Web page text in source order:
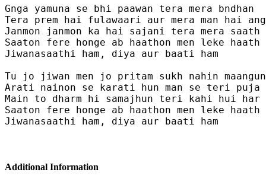
Gnga yamuna se bhi paawan tera mera bndhan
Tera prem hai fulawaari aur mera man hai
Janmon janmon ka hai sajani tera mera saath
Saaton fere honge ab haathon men leke haath
Jiwanasaathi ham, diya aur baati ham
Tu jo jiwan men jo pritam sukh nahin
Arati nainon se karati hun man se teri puja
Main to dharm hi samajhun teri kahi hui
Saaton fere honge ab haathon men leke haath
Jiwanasaathi ham, diya aur baati ham
Additional Information